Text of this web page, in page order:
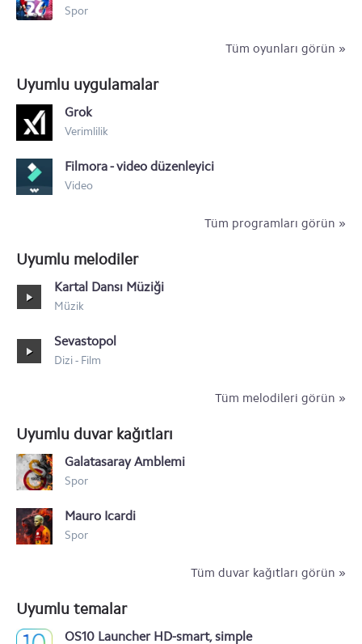
Samsung Galaxy Xcover 4S
Samsung Galaxy A10
Samsung Galaxy M30
Samsung Galaxy M20
Samsung Galaxy M10
Spor
Tüm oyunları görün »
Uyumlu uygulamalar
Grok
Verimlilik
Filmora - video düzenleyici
Video
Tüm programları görün »
Uyumlu melodiler
Kartal Dansı Müziği
Müzik
Sevastopol
Dizi - Film
Tüm melodileri görün »
Uyumlu duvar kağıtları
Galatasaray Amblemi
Spor
Mauro Icardi
Spor
Tüm duvar kağıtları görün »
Uyumlu temalar
OS10 Launcher HD-smart, simple